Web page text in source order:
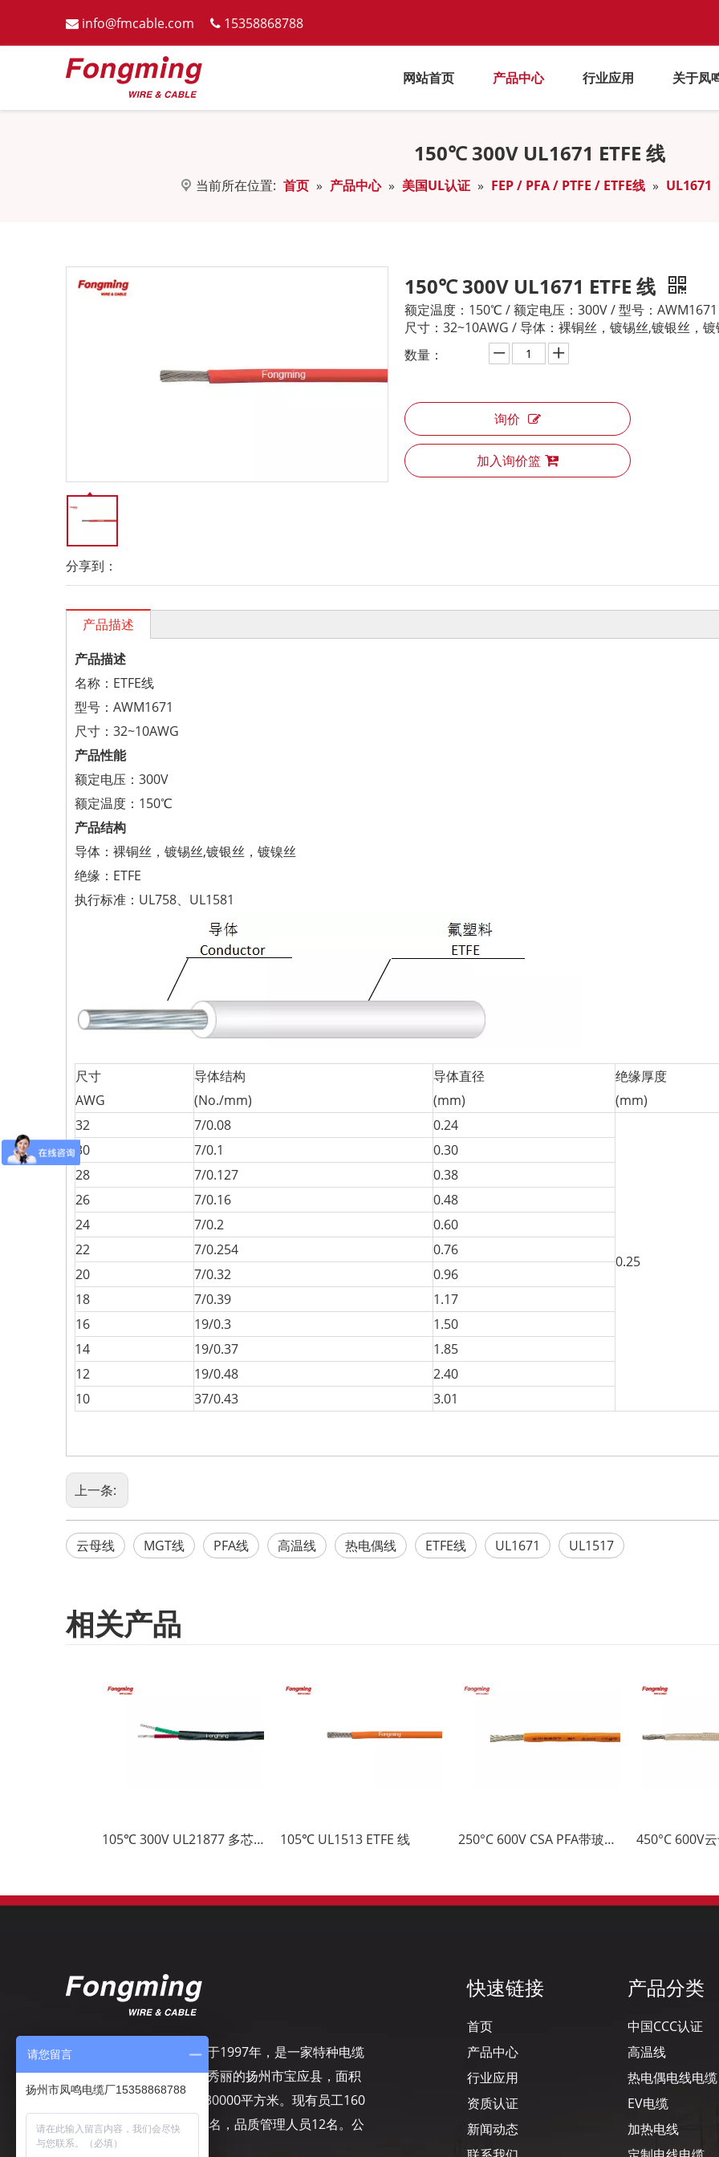
 info@fmcable.com  15358868788
网站首页 产品中心 行业应用 关于凤
150℃ 300V UL1671 ETFE 线
当前所在位置: 首页 » 产品中心 » 美国UL认证 » FEP / PFA / PTFE / ETFE线 » UL1671
分享到：
150℃ 300V UL1671 ETFE 线
额定温度：150℃ / 额定电压：300V / 型号：AWM1671
尺寸：32~10AWG / 导体：裸铜丝，镀锡丝,镀银丝，
数量：
询价
加入询价篮
产品描述
产品描述
名称：ETFE线
型号：AWM1671
尺寸：32~10AWG
产品性能
额定电压：300V
额定温度：150℃
产品结构
导体：裸铜丝，镀锡丝,镀银丝，镀镍丝
绝缘：ETFE
执行标准：UL758、UL1581
尺寸
AWG
导体结构
(No./mm)
导体直径
(mm)
绝缘厚度
(mm)
32
7/0.08 0.24
0.25
30 7/0.1
0.30
28
7/0.127
0.38
26
7/0.16
0.48
24
7/0.2
0.60
22
7/0.254
0.76
20
7/0.32
0.96
18
7/0.39
1.17
16
19/0.3
1.50
14
19/0.37
1.85
12
19/0.48
2.40
10
37/0.43 3.01
上一条:
云母线 MGT线 PFA线 高温线 热电偶线 ETFE线 UL1671 UL1517
相关产品
105℃ 300V UL21877 多芯ETFE绝缘PVC外护电缆 105℃ UL1513 ETFE 线 250°C 600V CSA PFA带玻纤编织高温导线
扬州市凤鸣电缆厂，成立于1997年，是一家特种电缆
专业制造商，坐落在风景秀丽的扬州市宝应县，面积
50000平方米，建筑面积30000平方米。现有员工160
名，其中工程技术人员10名，品质管理人员12名。公
司致力于精细管理……
快速链接
首页
产品中心
行业应用
资质认证
新闻动态
产品分类
中国CCC认证
高温线
热电偶电线电缆
EV电缆
加热电线
请您留言
扬州市凤鸣电缆厂15358868788